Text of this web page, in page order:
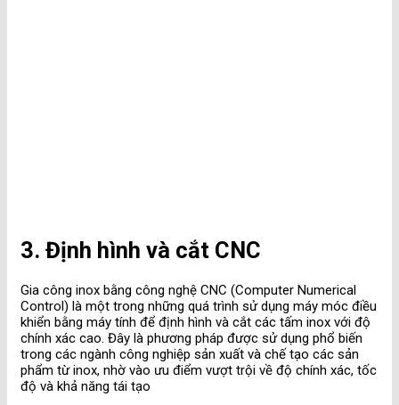
3. Định hình và cắt CNC
Gia công inox bằng công nghệ CNC (Computer Numerical
Control) là một trong những quá trình sử dụng máy móc điều
khiển bằng máy tính để định hình và cắt các tấm inox với độ
chính xác cao. Đây là phương pháp được sử dụng phổ biến
trong các ngành công nghiệp sản xuất và chế tạo các sản
phẩm từ inox, nhờ vào ưu điểm vượt trội về độ chính xác, tốc
độ và khả năng tái tạo